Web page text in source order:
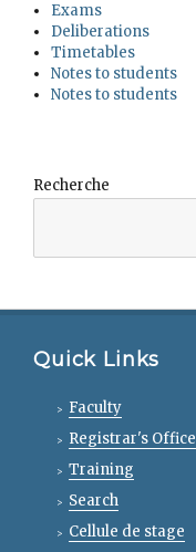
Exams
Deliberations
Timetables
Notes to students
Notes to students
Recherche
Quick Links
Faculty
Registrar's Office
Training
Search
Cellule de stage